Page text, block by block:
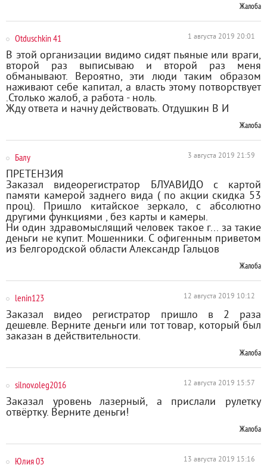
Жалоба
Otduschkin 41 1 августа 2019 20:01
В этой организации видимо сидят пьяные или враги,
второй раз выписываю и второй раз меня
обманывают. Вероятно, эти люди таким образом
наживают себе капитал, а власть этому потворствует
.Столько жалоб, а работа - ноль.
Жду ответа и начну действовать. Отдушкин В И
Жалоба
Балу 3 августа 2019 21:59
ПРЕТЕНЗИЯ
Заказал видеорегистратор БЛУАВИДО с картой
памяти камерой заднего вида ( по акции скидка 53
проц). Пришло китайское зеркало, с абсолютно
другими функциями , без карты и камеры.
Ни один здравомыслящий человек такое г... за такие
деньги не купит. Мошенники. С офигенным приветом
из Белгородской области Александр Гальцов
Жалоба
lenin123 12 августа 2019 10:12
Заказал видео регистратор пришло в 2 раза
дешевле. Верните деньги или тот товар, который был
заказан в действительности.
Жалоба
silnov.oleg2016 12 августа 2019 15:57
Заказал уровень лазерный, а прислали рулетку
отвёртку. Верните деньги!
Жалоба
Юлия 03 13 августа 2019 15:16